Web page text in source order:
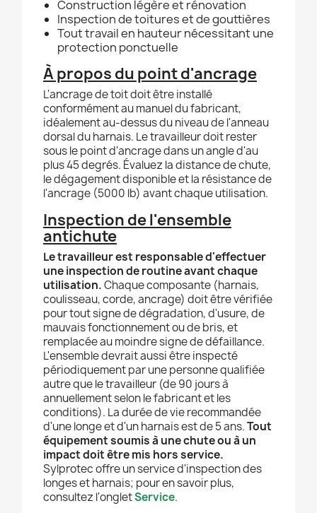
Construction légère et rénovation
Inspection de toitures et de gouttières
Tout travail en hauteur nécessitant une
protection ponctuelle
À propos du point d'ancrage
L'ancrage de toit doit être installé
conformément au manuel du fabricant,
idéalement au-dessus du niveau de l'anneau
dorsal du harnais. Le travailleur doit rester
sous le point d'ancrage dans un angle d'au
plus 45 degrés. Évaluez la distance de chute,
le dégagement disponible et la résistance de
l'ancrage (5000 lb) avant chaque utilisation.
Inspection de l'ensemble
antichute
Le travailleur est responsable d'effectuer
une inspection de routine avant chaque
utilisation.Chaque composante (harnais,
coulisseau, corde, ancrage) doit être vérifiée
pour tout signe de dégradation, d'usure, de
mauvais fonctionnement ou de bris, et
remplacée au moindre signe de défaillance.
L'ensemble devrait aussi être inspecté
périodiquement par une personne qualifiée
autre que le travailleur (de 90 jours à
annuellement selon le fabricant et les
conditions). La durée de vie recommandée
d'une longe et d'un harnais est de 5 ans.Tout
équipement soumis à une chute ou à un
impact doit être mis hors service.
Sylprotec offre un service d'inspection des
longes et harnais; pour en savoir plus,
consultez l'ongletService.